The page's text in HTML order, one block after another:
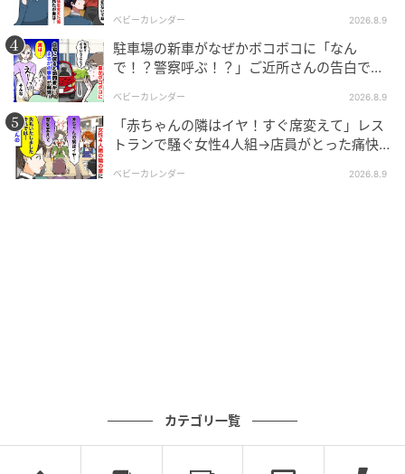
ベビーカレンダー 2026.8.9
駐車場の新車がなぜかボコボコに「なん
で！？警察呼ぶ！？」ご近所さんの告白で知
ベビーカレンダー 2026.8.9
「赤ちゃんの隣はイヤ！すぐ席変えて」レス
トランで騒ぐ女性4人組→店員がとった痛快
ベビーカレンダー 2026.8.9
カテゴリ一覧